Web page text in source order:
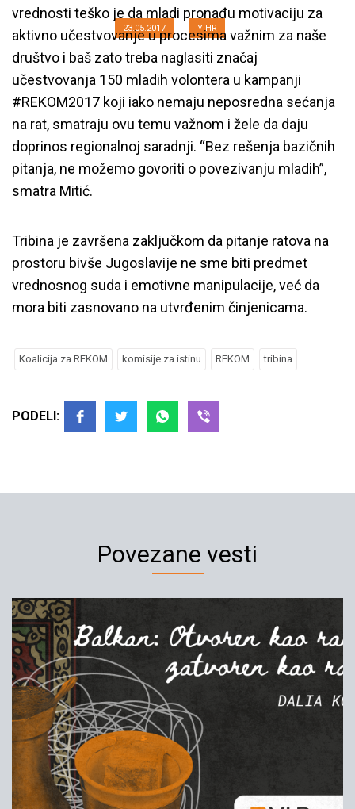
23.05.2017 YIHR
vrednosti teško je da mladi pronađu motivaciju za
aktivno učestvovanje u procesima važnim za naše
društvo i baš zato treba naglasiti značaj
učestvovanja 150 mladih volontera u kampanji
#REKOM2017 koji iako nemaju neposredna sećanja
na rat, smatraju ovu temu važnom i žele da daju
doprinos regionalnoj saradnji. “Bez rešenja bazičnih
pitanja, ne možemo govoriti o povezivanju mladih”,
smatra Mitić.
Tribina je završena zaključkom da pitanje ratova na
prostoru bivše Jugoslavije ne sme biti predmet
vrednosnog suda i emotivne manipulacije, već da
mora biti zasnovano na utvrđenim činjenicama.
Koalicija za REKOM komisije za istinu REKOM tribina
PODELI:
Povezane vesti